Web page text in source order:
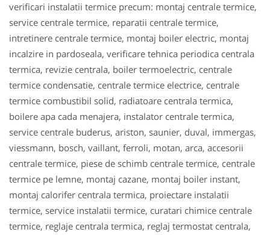
verificari instalatii termice precum: montaj centrale termice,
service centrale termice, reparatii centrale termice,
intretinere centrale termice, montaj boiler electric, montaj
incalzire in pardoseala, verificare tehnica periodica centrala
termica, revizie centrala, boiler termoelectric, centrale
termice condensatie, centrale termice electrice, centrale
termice combustibil solid, radiatoare centrala termica,
boilere apa cada menajera, instalator centrale termica,
service centrale buderus, ariston, saunier, duval, immergas,
viessmann, bosch, vaillant, ferroli, motan, arca, accesorii
centrale termice, piese de schimb centrale termice, centrale
termice pe lemne, montaj cazane, montaj boiler instant,
montaj calorifer centrala termica, proiectare instalatii
termice, service instalatii termice, curatari chimice centrale
termice, reglaje centrala termica, reglaj termostat centrala,